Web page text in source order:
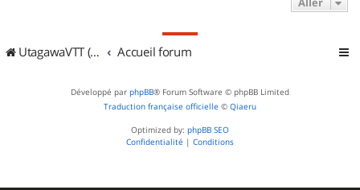
UtagawaVTT (Randos VTT et VTTAE avec traces GPS) Accueil forum
Développé par phpBB® Forum Software © phpBB Limited
Traduction française officielle © Qiaeru
Optimized by: phpBB SEO
Confidentialité | Conditions